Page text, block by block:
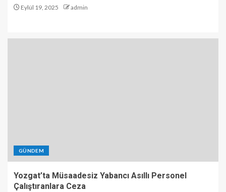
Eylül 19, 2025 admin
GÜNDEM
Yozgat’ta Müsaadesiz Yabancı Asıllı Personel
Çalıştıranlara Ceza